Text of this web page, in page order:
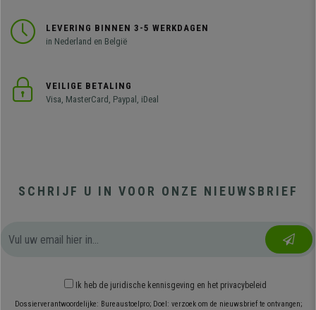
LEVERING BINNEN 3-5 WERKDAGEN
in Nederland en België
VEILIGE BETALING
Visa, MasterCard, Paypal, iDeal
SCHRIJF U IN VOOR ONZE NIEUWSBRIEF
Ik heb de juridische kennisgeving en het privacybeleid
Dossierverantwoordelijke: Bureaustoelpro; Doel: verzoek om de nieuwsbrief te ontvangen;